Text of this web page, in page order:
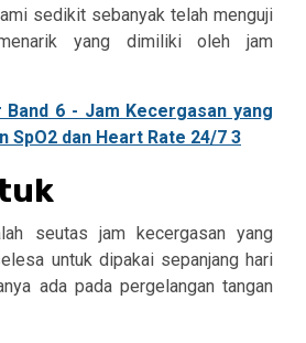
sedikit sebanyak telah menguji
yang dimiliki oleh jam
seutas jam kecergasan yang
untuk dipakai sepanjang hari
ada pada pergelangan tangan